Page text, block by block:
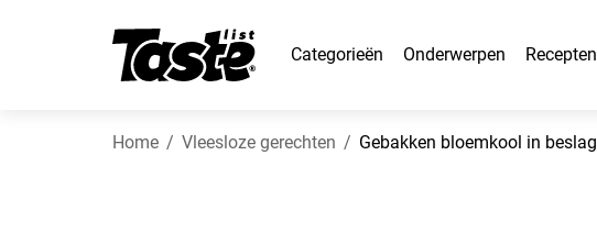
Categorieën Onderwerpen Recepten
Home Vleesloze gerechten Gebakken bloemkool in beslag